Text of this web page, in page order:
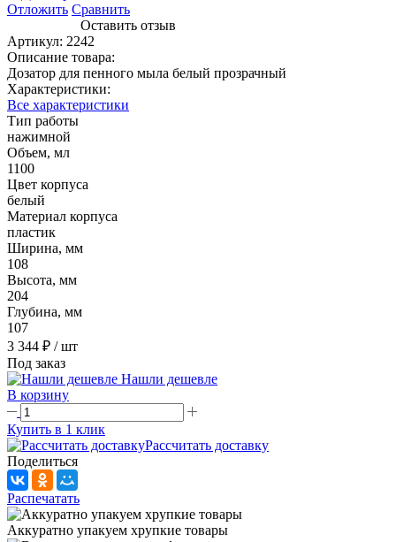
Отложить Сравнить
Оставить отзыв
Артикул: 2242
Описание товара:
Дозатор для пенного мыла белый прозрачный
Характеристики:
Все характеристики
Тип работы
нажимной
Объем, мл
1100
Цвет корпуса
белый
Материал корпуса
пластик
Ширина, мм
108
Высота, мм
204
Глубина, мм
107
3 344 ₽ / шт
Под заказ
Нашли дешевле
В корзину
Купить в 1 клик
Рассчитать доставку
Поделиться
Распечатать
Аккуратно упакуем хрупкие товары